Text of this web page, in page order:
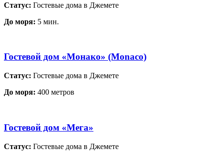
Статус: Гостевые дома в Джемете
До моря: 5 мин.
Гостевой дом «Монако» (Monaco)
Статус: Гостевые дома в Джемете
До моря: 400 метров
Гостевой дом «Мега»
Статус: Гостевые дома в Джемете